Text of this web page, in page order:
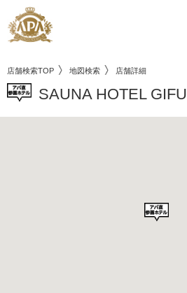
店舗検索TOP 地図検索 店舗詳細
SAUNA HOTEL GIFU